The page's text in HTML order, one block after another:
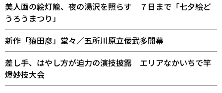
美人画の絵灯籠、夜の湯沢を照らす ７日まで「七夕絵ど
うろうまつり」
新作「猿田彦」堂々／五所川原立佞武多開幕
差し手、はやし方が迫力の演技披露 エリアなかいちで竿
燈妙技大会